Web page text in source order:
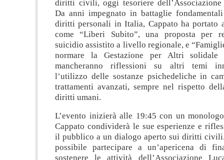
diritti civili, oggi tesoriere dell’Associazione
Da anni impegnato in battaglie
diritti personali in Italia, Cappato ha portato
come “Liberi Subito”, una proposta per
suicidio assistito a livello regionale, e
normare la Gestazione per Altri
mancheranno riflessioni su altri temi
l’utilizzo delle sostanze psichedeliche in
trattamenti avanzati, sempre nel rispetto
diritti umani.
L’evento inizierà alle 19:45 con un
Cappato condividerà le sue esperienze e
il pubblico a un dialogo aperto sui diritti civili.
possibile partecipare a un’apericena di
sostenere le attività dell’Associazione